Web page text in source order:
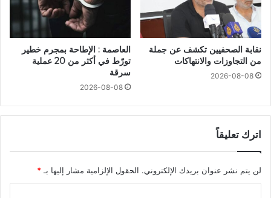
نقابة الصحفيين تكشف عن جملة
من التجاوزات والانتهاكات
2026-08-08
العاصمة : الإطاحة بمجرم خطير
تورّط في أكثر من 20 عملية
سرقة
2026-08-08
اترك تعليقاً
لن يتم نشر عنوان بريدك الإلكتروني. الحقول الإلزامية مشار إليها بـ*